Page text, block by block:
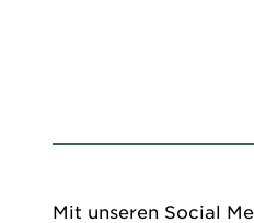
Mit unseren Social